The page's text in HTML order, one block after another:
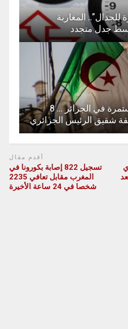
للجدال”.. المغاربة
تصفية الحسابات مستمرة في الجزائر … 8
شقيق الرئيس الجزائري
أقدم مقال
تسجيل 822 إصابة بكورونا في
المغرب مقابل تعافي 2235
شخصا في 24 ساعة الأخيرة